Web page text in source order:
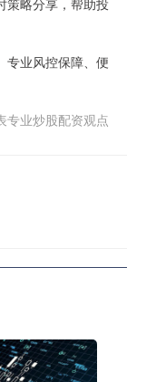
策略分享，帮助投
专业风控保障、便
专业炒股配资观点